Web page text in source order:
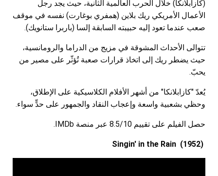
(كازابلانكا) خلال الحرب العالمية الثانية، حيث يجد رجل
الأعمال الأمريكي ريك بلاين (همفري بوغارت) نفسه في موقف
صعب عندما تعود إليه حبيبته السابقة إلسا (باربرا ستانويك).
تتوالى الأحداث المشوقة في مزيج من الدراما والرومانسية،
حيث يضطر ريك إلى اتخاذ قرارات صعبة تُؤثّر على مصير من
يحبّ.
يُعدّ "كازابلانكا" من أشهر الأفلام الكلاسيكية على الإطلاق،
وحظي بشعبية واسعة وإعجاب النقاد والجمهور على حدٍّ سواء.
حصل الفيلم على تقييم 8.5/10 عبر منصة IMDb.